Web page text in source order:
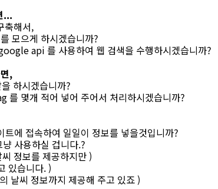
...
축해서,
모으게 하시겠습니까?
api 를 사용하여 웹 검색을 수행하시겠습니까?
,
하시겠습니까?
몇개 적어 넣어 주어서 처리하시겠습니까?
에 접속하여 일일이 정보를 넣을것입니까?
사용하실 겁니다.?
정보를 제공하지만 )
있습니다. )
날씨 정보까지 제공해 주고 있죠 )